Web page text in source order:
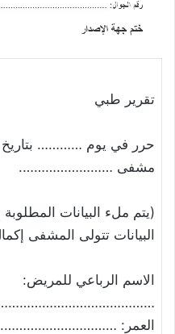
تقرير طبي
حرر في يوم …………
مشفى …………………….
(يتم ملء البيانات
البيانات تتولى المشفى
الاسم الرباعي للمريض:
العمر: ………………………….